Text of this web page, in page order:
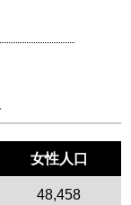
女性人口
48,458